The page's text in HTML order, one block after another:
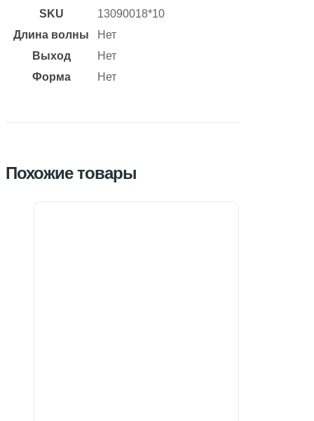
SKU
13090018*10
Длина волны
Нет
Выход
Нет
Форма
Нет
Похожие товары